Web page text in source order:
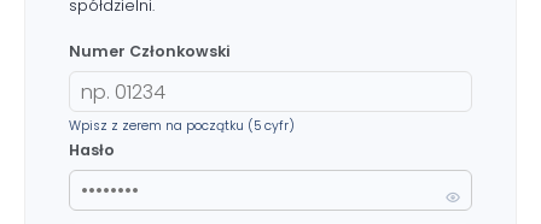
spółdzielni.
Numer Członkowski
Wpisz z zerem na początku (5 cyfr)
Hasło